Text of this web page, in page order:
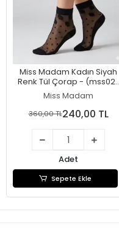
Miss Madam Kadın Siyah
Renk Tül Çorap - (mss02-
01)
Miss Madam
360,00 TL240,00 TL
Adet
Sepete Ekle